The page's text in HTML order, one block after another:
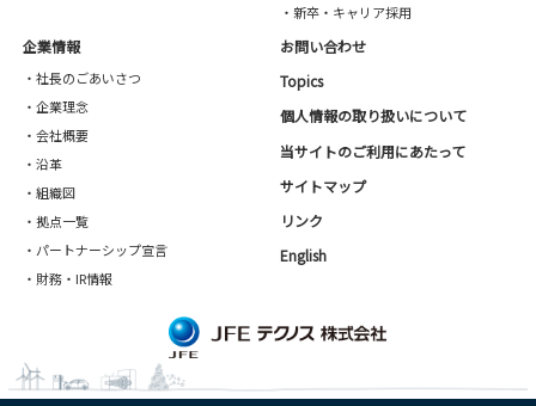
企業情報
・社長のごあいさつ
・企業理念
・会社概要
・沿革
・組織図
・拠点一覧
・パートナーシップ宣言
・財務・IR情報
・新卒・キャリア採用
お問い合わせ
Topics
個人情報の取り扱いについて
当サイトのご利用にあたって
サイトマップ
リンク
English